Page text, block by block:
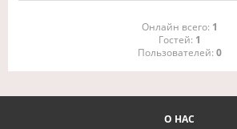
Онлайн всего: 1
Гостей: 1
Пользователей: 0
О НАС